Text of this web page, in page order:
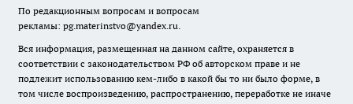
По редакционным вопросам и вопросам
рекламы: pg.materinstvo@yandex.ru.
Вся информация, размещенная на данном сайте, охраняется в
соответствии с законодательством РФ об авторском праве и не
подлежит использованию кем-либо в какой бы то ни было форме, в
том числе воспроизведению, распространению, переработке не иначе